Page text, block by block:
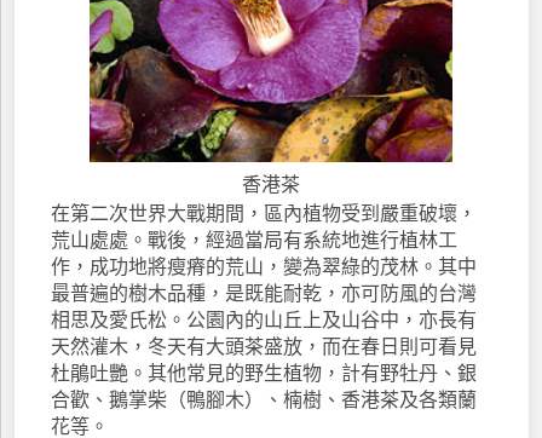
香港茶
在第二次世界大戰期間，區內植物受到嚴重破壞，
荒山處處。戰後，經過當局有系統地進行植林工
作，成功地將瘦瘠的荒山，變為翠綠的茂林。其中
最普遍的樹木品種，是既能耐乾，亦可防風的台灣
相思及愛氏松。公園內的山丘上及山谷中，亦長有
天然灌木，冬天有大頭茶盛放，而在春日則可看見
杜鵑吐艷。其他常見的野生植物，計有野牡丹、銀
合歡、鵝掌柴（鴨腳木）、楠樹、香港茶及各類蘭
花等。